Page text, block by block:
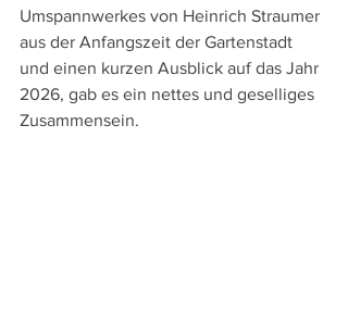
Umspannwerkes von Heinrich Straumer
aus der Anfangszeit der Gartenstadt
und einen kurzen Ausblick auf das Jahr
2026, gab es ein nettes und geselliges
Zusammensein.